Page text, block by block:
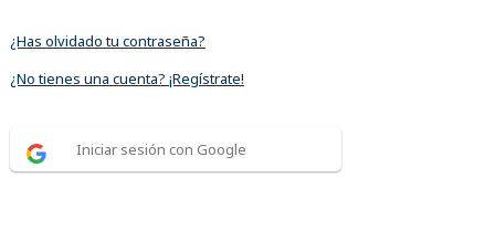
¿Has olvidado tu contraseña?
¿No tienes una cuenta? ¡Regístrate!
Iniciar sesión con Google